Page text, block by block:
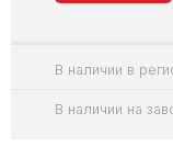
В наличии в
В наличии на